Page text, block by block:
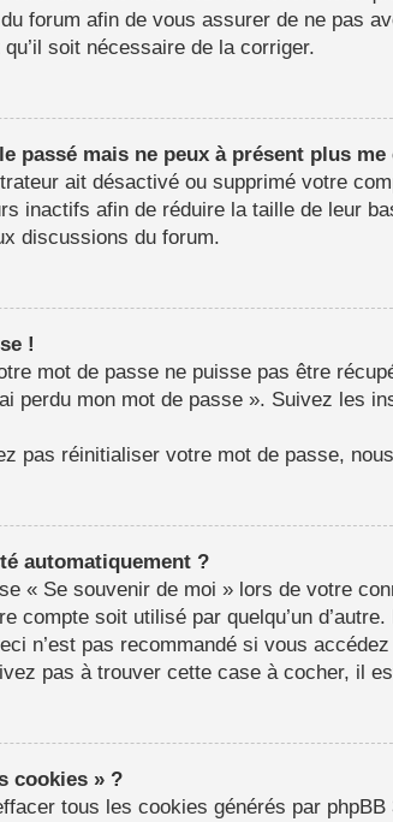
forum afin de vous assurer de ne pas
soit nécessaire de la corriger.
passé mais ne peux à présent plus me
ait désactivé ou supprimé votre
inactifs afin de réduire la taille de leur
discussions du forum.
!
mot de passe ne puisse pas être
perdu mon mot de passe ». Suivez les
pas réinitialiser votre mot de passe,
automatiquement ?
« Se souvenir de moi » lors de votre
compte soit utilisé par quelqu’un
n’est pas recommandé si vous
pas à trouver cette case à cocher, il
cookies » ?
tous les cookies générés par